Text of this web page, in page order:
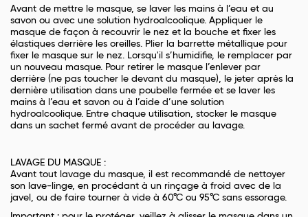
Avant de mettre le masque, se laver les mains à l’eau et au
savon ou avec une solution hydroalcoolique. Appliquer le
masque de façon à recouvrir le nez et la bouche et fixer les
élastiques derrière les oreilles. Plier la barrette métallique pour
fixer le masque sur le nez. Lorsqu'il s’humidifie, le remplacer par
un nouveau masque. Pour retirer le masque l’enlever par
derrière (ne pas toucher le devant du masque), le jeter après la
dernière utilisation dans une poubelle fermée et se laver les
mains à l’eau et savon ou à l’aide d’une solution
hydroalcoolique. Entre chaque utilisation, stocker le masque
dans un sachet fermé avant de procéder au lavage.
LAVAGE DU MASQUE :
Avant tout lavage du masque, il est recommandé de nettoyer
son lave-linge, en procédant à un rinçage à froid avec de la
javel, ou de faire tourner à vide à 60°C ou 95°C sans essorage.